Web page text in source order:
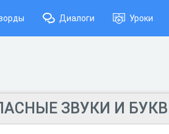
Диалоги Уроки
ЗВУКИ И